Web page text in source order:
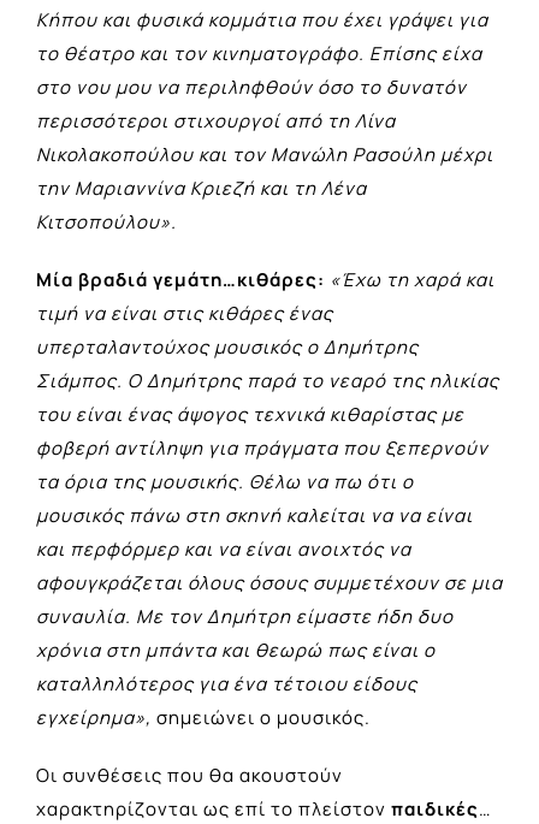
Κήπου και φυσικά κομμάτια που έχει γράψει για
το θέατρο και τον κινηματογράφο. Επίσης είχα
στο νου μου να περιληφθούν όσο το δυνατόν
περισσότεροι στιχουργοί από τη Λίνα
Νικολακοπούλου και τον Μανώλη Ρασούλη μέχρι
την Μαριαννίνα Κριεζή και τη Λένα
Κιτσοπούλου».
Μία βραδιά γεμάτη…κιθάρες: «Έχω τη χαρά και
τιμή να είναι στις κιθάρες ένας
υπερταλαντούχος μουσικός ο Δημήτρης
Σιάμπος. Ο Δημήτρης παρά το νεαρό της ηλικίας
του είναι ένας άψογος τεχνικά κιθαρίστας με
φοβερή αντίληψη για πράγματα που ξεπερνούν
τα όρια της μουσικής. Θέλω να πω ότι ο
μουσικός πάνω στη σκηνή καλείται να να είναι
και περφόρμερ και να είναι ανοιχτός να
αφουγκράζεται όλους όσους συμμετέχουν σε μια
συναυλία. Με τον Δημήτρη είμαστε ήδη δυο
χρόνια στη μπάντα και θεωρώ πως είναι ο
καταλληλότερος για ένα τέτοιου είδους
εγχείρημα», σημειώνει ο μουσικός.
Οι συνθέσεις που θα ακουστούν
χαρακτηρίζονται ως επί το πλείστον παιδικές…